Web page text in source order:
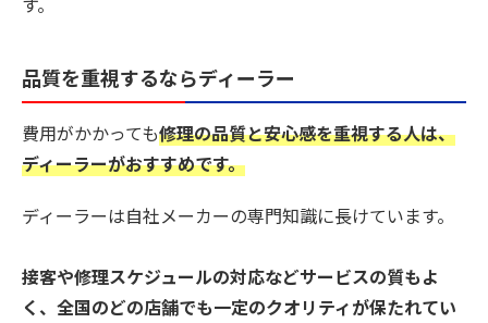
品質を重視するならディーラー
費用がかかっても修理の品質と安心感を重視する人は、
ディーラーがおすすめです。
ディーラーは自社メーカーの専門知識に長けています。
接客や修理スケジュールの対応などサービスの質もよ
く、全国のどの店舗でも一定のクオリティが保たれてい